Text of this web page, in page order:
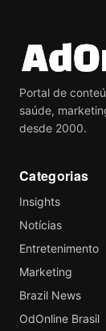
Portal de
saúde,
desde 2000.
Categorias
Insights
Notícias
Entretenimento
Marketing
Brazil News
OdOnline Brasil